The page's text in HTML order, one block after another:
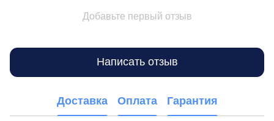
Добавьте первый отзыв
Написать отзыв
Доставка Оплата Гарантия